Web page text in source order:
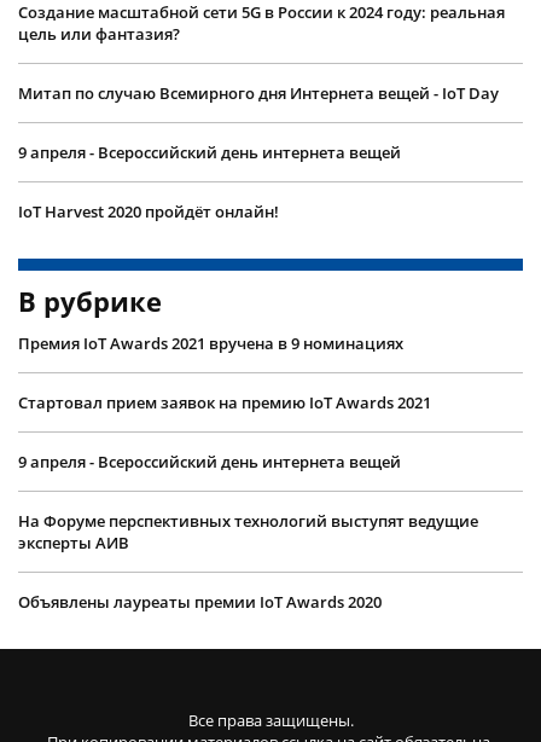
Создание масштабной сети 5G в России к 2024 году: реальная
цель или фантазия?
Митап по случаю Всемирного дня Интернета вещей - IoT Day
9 апреля - Всероссийский день интернета вещей
IoT Harvest 2020 пройдёт онлайн!
В рубрике
Премия IoT Awards 2021 вручена в 9 номинациях
Стартовал прием заявок на премию IoT Awards 2021
9 апреля - Всероссийский день интернета вещей
На Форуме перспективных технологий выступят ведущие
эксперты АИВ
Объявлены лауреаты премии IoT Awards 2020
Все права защищены.